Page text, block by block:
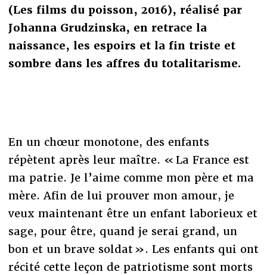
(Les films du poisson, 2016), réalisé par
Johanna Grudzinska, en retrace la
naissance, les espoirs et la fin triste et
sombre dans les affres du totalitarisme.
En un chœur monotone, des enfants
répètent après leur maître. « La France est
ma patrie. Je l’aime comme mon père et ma
mère. Afin de lui prouver mon amour, je
veux maintenant être un enfant laborieux et
sage, pour être, quand je serai grand, un
bon et un brave soldat ». Les enfants qui ont
récité cette leçon de patriotisme sont morts